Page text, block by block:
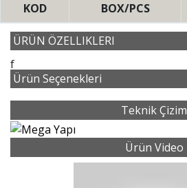
KOD BOX/PCS
ÜRÜN ÖZELLIKLERI
f
Ürün Seçenekleri
Teknik Çizim
Ürün Video